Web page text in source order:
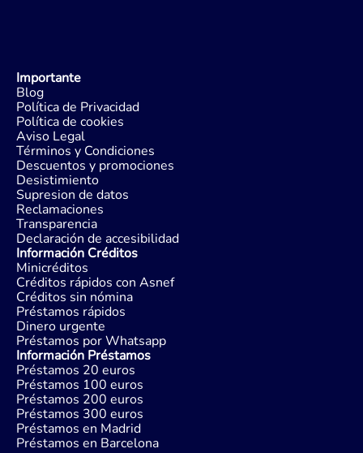
Importante
Blog
Política de Privacidad
Política de cookies
Aviso Legal
Términos y Condiciones
Descuentos y promociones
Desistimiento
Supresion de datos
Reclamaciones
Transparencia
Declaración de accesibilidad
Información Créditos
Minicréditos
Créditos rápidos con Asnef
Créditos sin nómina
Préstamos rápidos
Dinero urgente
Préstamos por Whatsapp
Información Préstamos
Préstamos 20 euros
Préstamos 100 euros
Préstamos 200 euros
Préstamos 300 euros
Préstamos en Madrid
Préstamos en Barcelona